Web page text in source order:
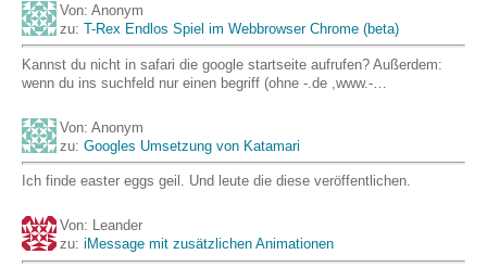
Von: Anonym
zu: T-Rex Endlos Spiel im Webbrowser Chrome (beta)
Kannst du nicht in safari die google startseite aufrufen? Außerdem:
wenn du ins suchfeld nur einen begriff (ohne -.de ,www.-…
Von: Anonym
zu: Googles Umsetzung von Katamari
Ich finde easter eggs geil. Und leute die diese veröffentlichen.
Von: Leander
zu: iMessage mit zusätzlichen Animationen